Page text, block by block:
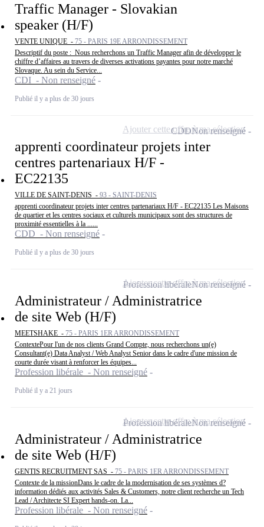
Traffic Manager - Slovakian
speaker (H/F)
VENTE UNIQUE - 75 - PARIS 19E ARRONDISSEMENT
Descriptif du poste : Nous recherchons un Traffic Manager afin de développer le
chiffre d’affaires au travers de diverses activations payantes pour notre marché
Slovaque. Au sein du Service...
CDI - Non renseigné
Publié il y a plus de 30 jours
apprenti coordinateur projets inter
centres partenariaux H/F -
EC22135
VILLE DE SAINT-DENIS - 93 - SAINT-DENIS
apprenti coordinateur projets inter centres partenariaux H/F - EC22135 Les Maisons
de quartier et les centres sociaux et culturels municipaux sont des structures de
proximité essentielles à la ......
CDD - Non renseigné
Publié il y a plus de 30 jours
CDDNon renseigné
Ajouter cette offre à ma sélection
Administrateur / Administratrice
de site Web (H/F)
MEETSHAKE - 75 - PARIS 1ER ARRONDISSEMENT
ContextePour l'un de nos clients Grand Compte, nous recherchons un(e)
Consultant(e) Data Analyst / Web Analyst Senior dans le cadre d'une mission de
courte durée visant à renforcer les équipes...
Profession libérale - Non renseigné
Publié il y a 21 jours
Profession libéraleNon renseigné
Ajouter cette offre à ma sélection
Administrateur / Administratrice
de site Web (H/F)
GENTIS RECRUITMENT SAS - 75 - PARIS 1ER ARRONDISSEMENT
Contexte de la missionDans le cadre de la modernisation de ses systèmes d?
information dédiés aux activités Sales & Customers, notre client recherche un Tech
Lead / Architecte SI Expert hands-on. La...
Profession libérale - Non renseigné
Profession libéraleNon renseigné
Ajouter cette offre à ma sélection